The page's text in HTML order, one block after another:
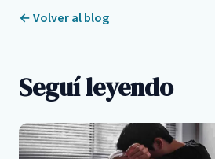
← Volver al blog
Seguí leyendo